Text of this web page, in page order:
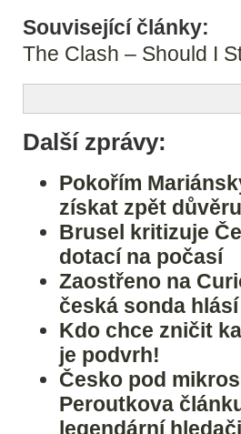
Související články:
The Clash – Should I
Další zprávy:
Pokořím
získat zpět
Brusel kritizuje
dotací na počasí
Zaostřeno na
česká sonda
Kdo chce zničit
je podvrh!
Česko pod
Peroutkova
legendární